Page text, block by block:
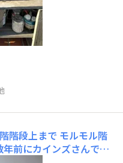
階段上まで モルモル階
前にカインズさんでモ